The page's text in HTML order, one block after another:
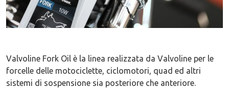
Valvoline Fork Oil è la linea realizzata da Valvoline per le
forcelle delle motociclette, ciclomotori, quad ed altri
sistemi di sospensione sia posteriore che anteriore.